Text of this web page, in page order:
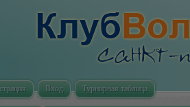
Вход Турнирная таблица